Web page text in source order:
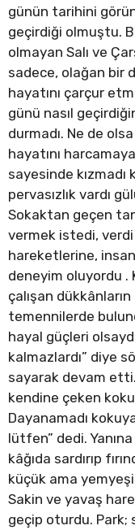
günün tarihini
geçirdiği olmuştu.
olmayan Salı ve
sadece, olağan bir
hayatını çarçur
günü nasıl
durmadı. Ne de
hayatını
sayesinde
pervasızlık vardı
Sokaktan geçen
vermek istedi,
hareketlerine,
deneyim oluyordu .
çalışan
temennilerde
hayal güçleri
kalmazlardı” diye
sayarak devam
kendine çeken
Dayanamadı
lütfen” dedi.
kâğıda sardırıp
küçük ama
Sakin ve yavaş
geçip oturdu. Park;